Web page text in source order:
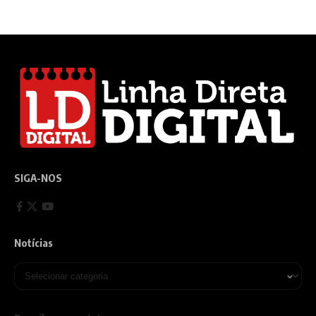
SIGA-NOS
Notícias